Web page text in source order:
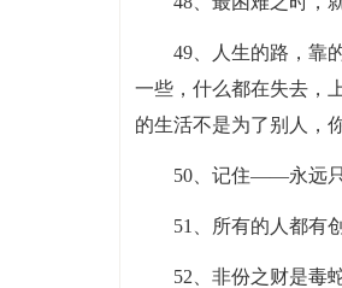
49、人生的路，靠
一些，什么都在失去，
的生活不是为了别人，
50、记住——永远只
51、所有的人都有
52、非份之财是毒